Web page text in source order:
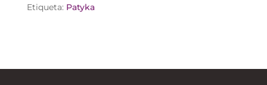
Etiqueta: Patyka